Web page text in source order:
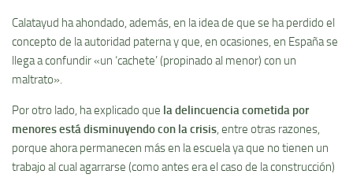
Calatayud ha ahondado, además, en la idea de que se ha perdido el
concepto de la autoridad paterna y que, en ocasiones, en España se
llega a confundir «un ‘cachete’ (propinado al menor) con un
maltrato».
Por otro lado, ha explicado que la delincuencia cometida por
menores está disminuyendo con la crisis, entre otras razones,
porque ahora permanecen más en la escuela ya que no tienen un
trabajo al cual agarrarse (como antes era el caso de la construcción)